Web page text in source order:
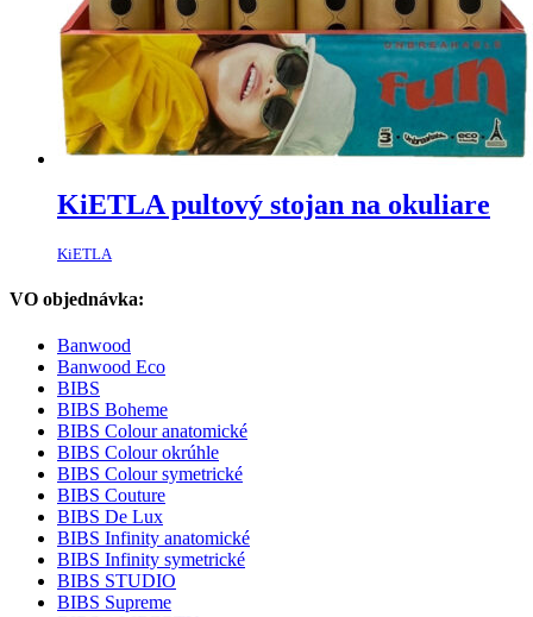
KiETLA pultový stojan na okuliare
KiETLA
VO objednávka:
Banwood
Banwood Eco
BIBS
BIBS Boheme
BIBS Colour anatomické
BIBS Colour okrúhle
BIBS Colour symetrické
BIBS Couture
BIBS De Lux
BIBS Infinity anatomické
BIBS Infinity symetrické
BIBS STUDIO
BIBS Supreme